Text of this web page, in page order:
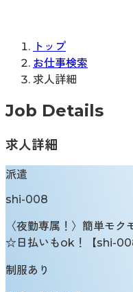
トップ
お仕事検索
求人詳細
Job Details
求人詳細
派遣
shi-008
〈夜勤専属！〉簡単モ
☆日払いもok！【shi-
制服あり